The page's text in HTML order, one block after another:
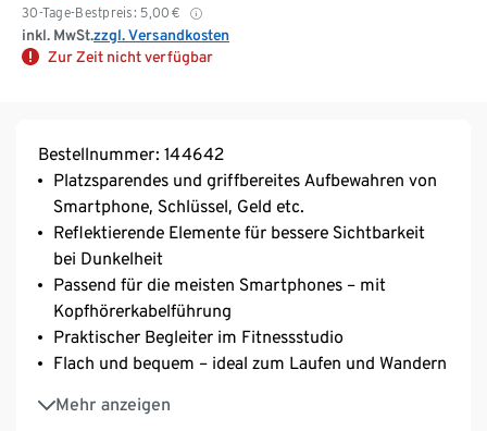
30-Tage-Bestpreis: 5,00 €
inkl. MwSt.zzgl. Versandkosten
Zur Zeit nicht verfügbar
Bestellnummer: 144642
Platzsparendes und griffbereites Aufbewahren von
Smartphone, Schlüssel, Geld etc.
Reflektierende Elemente für bessere Sichtbarkeit
bei Dunkelheit
Passend für die meisten Smartphones – mit
Kopfhörerkabelführung
Praktischer Begleiter im Fitnessstudio
Flach und bequem – ideal zum Laufen und Wandern
Mehr anzeigen
Weitenverstellbarer, elastischer Gurt mit
Klickverschluss – individuell anpassbar